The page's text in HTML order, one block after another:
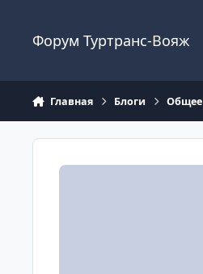
Форум Туртранс-Вояж
Главная Блоги Общее